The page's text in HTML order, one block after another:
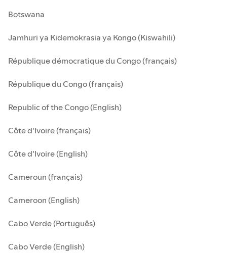
Botswana
Jamhuri ya Kidemokrasia ya Kongo (Kiswahili)
République démocratique du Congo (français)
République du Congo (français)
Republic of the Congo (English)
Côte d'Ivoire (français)
Côte d'Ivoire (English)
Cameroun (français)
Cameroon (English)
Cabo Verde (Português)
Cabo Verde (English)